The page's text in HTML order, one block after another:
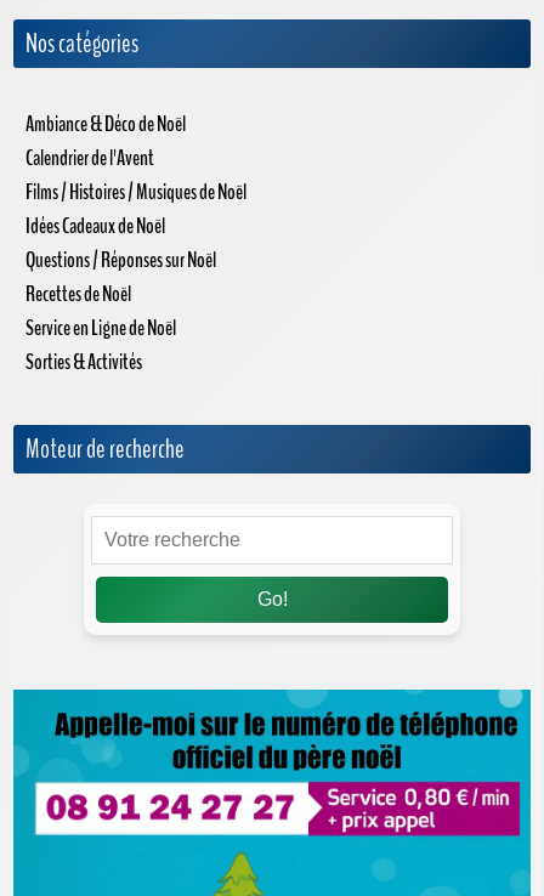
Nos catégories
Ambiance & Déco de Noël
Calendrier de l'Avent
Films / Histoires / Musiques de Noël
Idées Cadeaux de Noël
Questions / Réponses sur Noël
Recettes de Noël
Service en Ligne de Noël
Sorties & Activités
Moteur de recherche
Go!